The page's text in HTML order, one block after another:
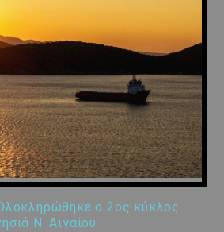
ο 2ος κύκλος
Ν. Αιγαίου